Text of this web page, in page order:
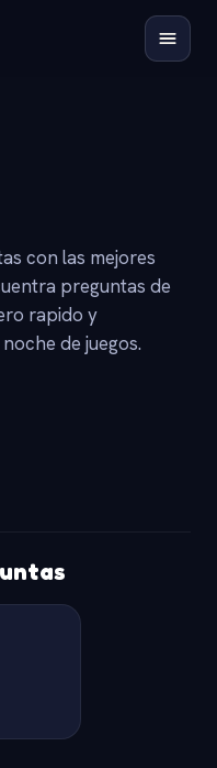
con las mejores
preguntas de
rapido y
de juegos.